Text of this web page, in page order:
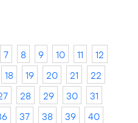
7 8 9 10 11
12
18 19 20 21
22
28 29 30
31
37 38 39
40